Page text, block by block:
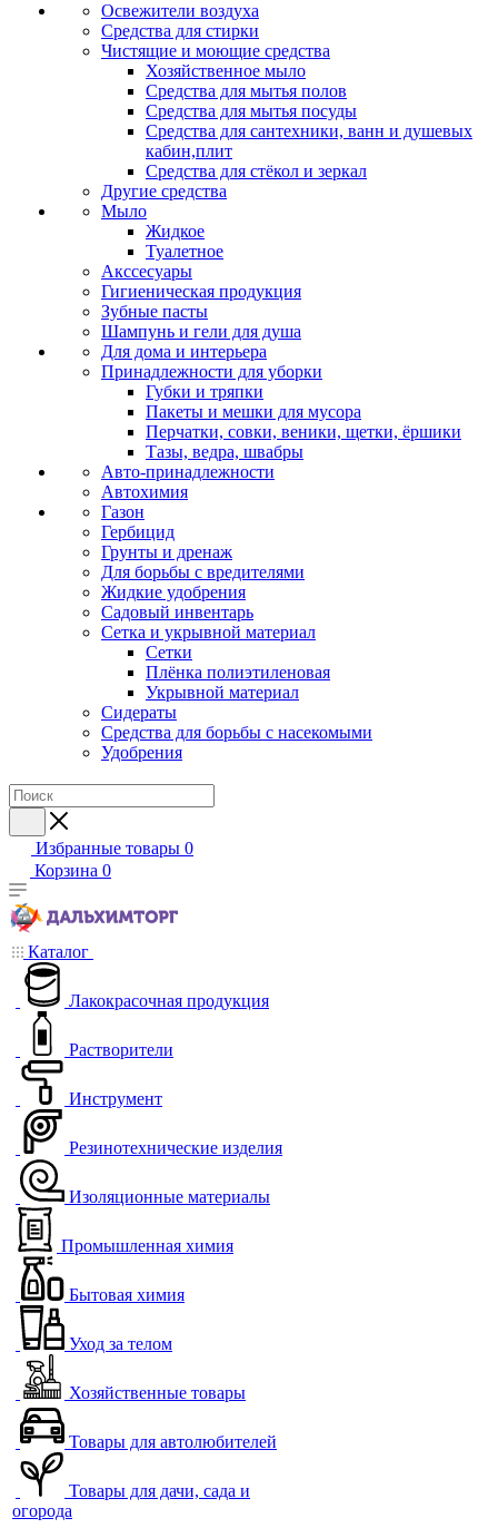
Освежители воздуха
Средства для стирки
Чистящие и моющие средства
Хозяйственное мыло
Средства для мытья полов
Средства для мытья посуды
Средства для сантехники, ванн и душевых
кабин,плит
Средства для стёкол и зеркал
Другие средства
Мыло
Жидкое
Туалетное
Акссесуары
Гигиеническая продукция
Зубные пасты
Шампунь и гели для душа
Для дома и интерьера
Принадлежности для уборки
Губки и тряпки
Пакеты и мешки для мусора
Перчатки, совки, веники, щетки, ёршики
Тазы, ведра, швабры
Авто-принадлежности
Автохимия
Газон
Гербицид
Грунты и дренаж
Для борьбы с вредителями
Жидкие удобрения
Садовый инвентарь
Сетка и укрывной материал
Сетки
Плёнка полиэтиленовая
Укрывной материал
Сидераты
Средства для борьбы с насекомыми
Удобрения
Избранные товары 0
Корзина 0
Каталог
Лакокрасочная продукция
Растворители
Инструмент
Резинотехнические изделия
Изоляционные материалы
Промышленная химия
Бытовая химия
Уход за телом
Хозяйственные товары
Товары для автолюбителей
Товары для дачи, сада и
огорода